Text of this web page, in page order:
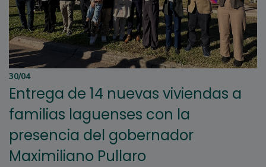
30/04
Entrega de 14 nuevas viviendas a
familias laguenses con la
presencia del gobernador
Maximiliano Pullaro